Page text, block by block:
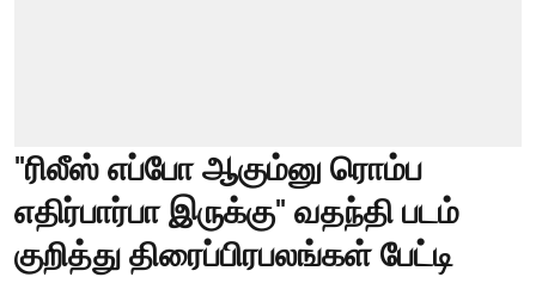
"ரிலீஸ் எப்போ ஆகும்னு ரொம்ப
எதிர்பார்பா இருக்கு" வதந்தி படம்
குறித்து திரைப்பிரபலங்கள் பேட்டி